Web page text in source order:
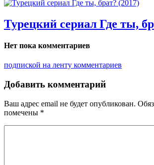
Турецкий сериал Где ты,
Нет пока комментариев
подпиской на ленту комментариев
Добавить комментарий
Ваш адрес email не будет опубликован.
помечены *